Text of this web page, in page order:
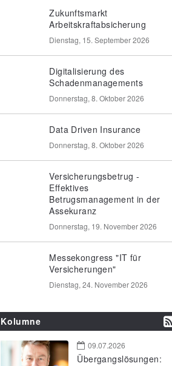
Zukunftsmarkt
Arbeitskraftabsicherung
Dienstag, 15. September 2026
Digitalisierung des
Schadenmanagements
Donnerstag, 8. Oktober 2026
Data Driven Insurance
Donnerstag, 8. Oktober 2026
Versicherungsbetrug -
Effektives
Betrugsmanagement in der
Assekuranz
Donnerstag, 19. November 2026
Messekongress "IT für
Versicherungen"
Dienstag, 24. November 2026
Kolumne
09.07.2026
Übergangslösungen: